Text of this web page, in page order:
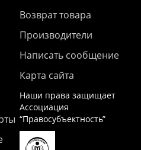
Возврат товара
Производители
Написать сообщение
Карта сайта
Наши права защищает
Ассоциация
“Правосубъектность”